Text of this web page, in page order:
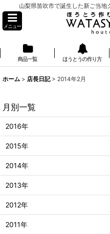
山梨県笛吹市で誕生した新ご当地
メニュー
商品一覧 ほうとうの作り方
ホーム > 店長日記 > 2014年2月
月別一覧
2016年
2015年
2014年
2013年
2012年
2011年